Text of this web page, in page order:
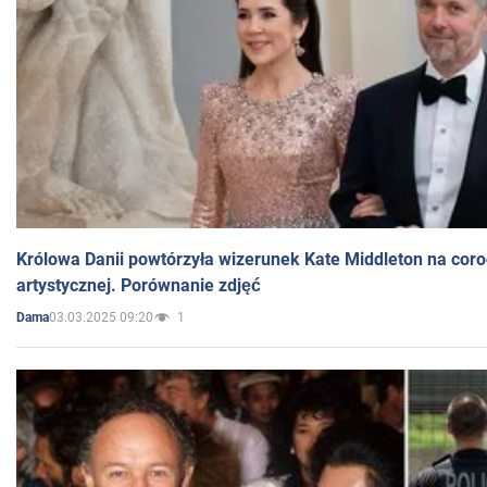
Królowa Danii powtórzyła wizerunek Kate Middleton na
artystycznej. Porównanie zdjęć
Dama03.03.2025 09:20 1